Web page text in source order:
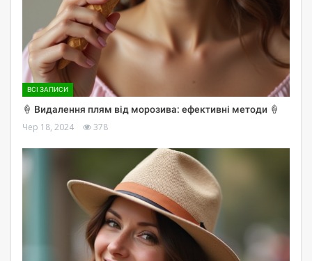
ВСІ ЗАПИСИ
🍦 Видалення плям від морозива: ефективні методи 🍦
Чер 18, 2024 378